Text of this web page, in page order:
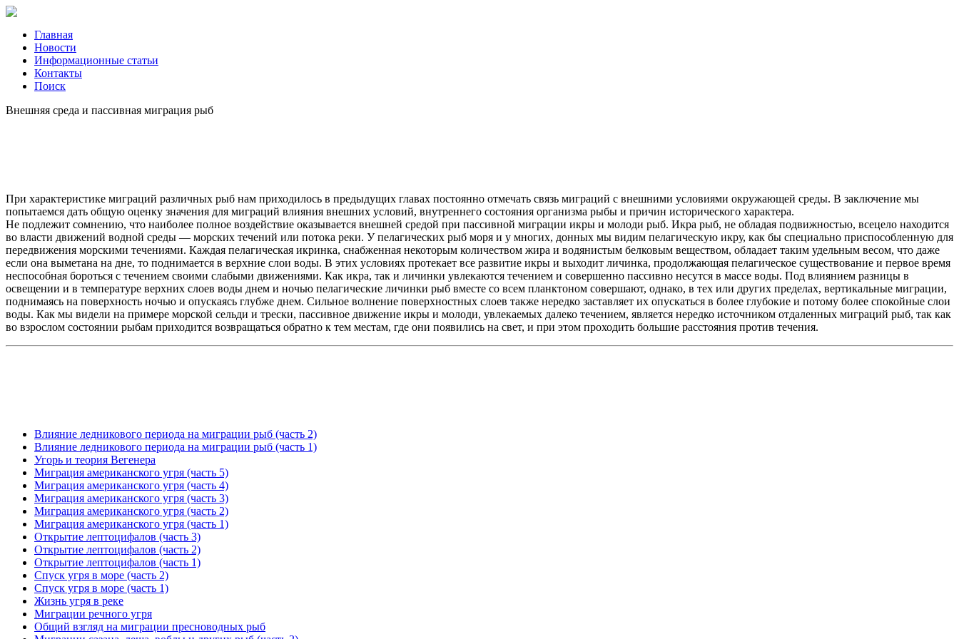
Главная
Новости
Информационные статьи
Контакты
Поиск
Внешняя среда и пассивная миграция рыб
При характеристике миграций различных рыб нам приходилось в предыдущих главах постоянно отмечать связь миграций с внешними условиями окружающей среды. В заключение мы
попытаемся дать общую оценку значения для миграций влияния внешних условий, внутреннего состояния организма рыбы и причин исторического характера.
Не подлежит сомнению, что наиболее полное воздействие оказывается внешней средой при пассивной миграции икры и молоди рыб. Икра рыб, не обладая подвижностью, всецело находится
во власти движений водной среды — морских течений или потока реки. У пелагических рыб моря и у многих, донных мы видим пелагическую икру, как бы специально приспособленную для
передвижения морскими течениями. Каждая пелагическая икринка, снабженная некоторым количеством жира и водянистым белковым веществом, обладает таким удельным весом, что даже
если она выметана на дне, то поднимается в верхние слои воды. В этих условиях протекает все развитие икры и выходит личинка, продолжающая пелагическое существование и первое время
неспособная бороться с течением своими слабыми движениями. Как икра, так и личинки увлекаются течением и совершенно пассивно несутся в массе воды. Под влиянием разницы в
освещении и в температуре верхних слоев воды днем и ночью пелагические личинки рыб вместе со всем планктоном совершают, однако, в тех или других пределах, вертикальные миграции,
поднимаясь на поверхность ночью и опускаясь глубже днем. Сильное волнение поверхностных слоев также нередко заставляет их опускаться в более глубокие и потому более спокойные слои
воды. Как мы видели на примере морской сельди и трески, пассивное движение икры и молоди, увлекаемых далеко течением, является нередко источником отдаленных миграций рыб, так как
во взрослом состоянии рыбам приходится возвращаться обратно к тем местам, где они появились на свет, и при этом проходить большие расстояния против течения.
Влияние ледникового периода на миграции рыб (часть 2)
Влияние ледникового периода на миграции рыб (часть 1)
Угорь и теория Вегенера
Миграция американского угря (часть 5)
Миграция американского угря (часть 4)
Миграция американского угря (часть 3)
Миграция американского угря (часть 2)
Миграция американского угря (часть 1)
Открытие лептоцифалов (часть 3)
Открытие лептоцифалов (часть 2)
Открытие лептоцифалов (часть 1)
Спуск угря в море (часть 2)
Спуск угря в море (часть 1)
Жизнь угря в реке
Миграции речного угря
Общий взгляд на миграции пресноводных рыб